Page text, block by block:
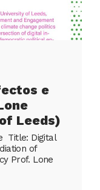
e
Leeds)
Title: Digital
of
Prof. Lone